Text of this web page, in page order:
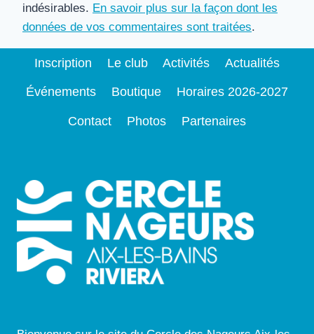
indésirables. En savoir plus sur la façon dont les
données de vos commentaires sont traitées.
Inscription Le club Activités Actualités
Événements Boutique Horaires 2026-2027
Contact Photos Partenaires